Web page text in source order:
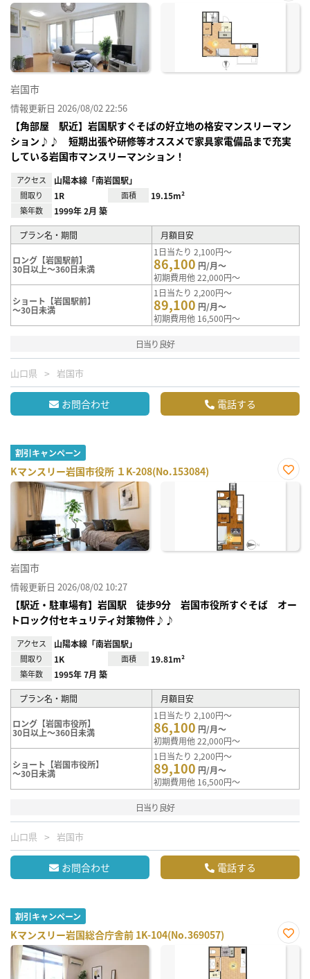
お気
岩国市
情報更新日 2026/08/02 22:56
【角部屋 駅近】岩国駅すぐそばの好立地の格安マンスリーマン
ション♪♪ 短期出張や研修等オススメで家具家電備品まで充実
している岩国市マンスリーマンション！
アクセス 山陽本線「南岩国駅」
間取り 1R 面積 19.15m²
築年数 1999年 2月 築
プラン名・期間 月額目安
ロング【岩国駅前】
30日以上～360日未満
1日当たり 2,100円～
86,100 円/月～
初期費用他 22,000円～
ショート【岩国駅前】
～30日未満
1日当たり 2,200円～
89,100 円/月～
初期費用他 16,500円～
日当り良好
山口県 岩国市
お問合わせ 電話する
割引キャンペーン
Kマンスリー岩国市役所 １K-208(No.153084)
お気
岩国市
情報更新日 2026/08/02 10:27
【駅近・駐車場有】岩国駅 徒歩9分 岩国市役所すぐそば オー
トロック付セキュリティ対策物件♪♪
アクセス 山陽本線「南岩国駅」
間取り 1K 面積 19.81m²
築年数 1995年 7月 築
プラン名・期間 月額目安
ロング【岩国市役所】
30日以上～360日未満
1日当たり 2,100円～
86,100 円/月～
初期費用他 22,000円～
ショート【岩国市役所】
～30日未満
1日当たり 2,200円～
89,100 円/月～
初期費用他 16,500円～
日当り良好
山口県 岩国市
お問合わせ 電話する
割引キャンペーン
Kマンスリー岩国総合庁舎前 1K-104(No.369057)
お気